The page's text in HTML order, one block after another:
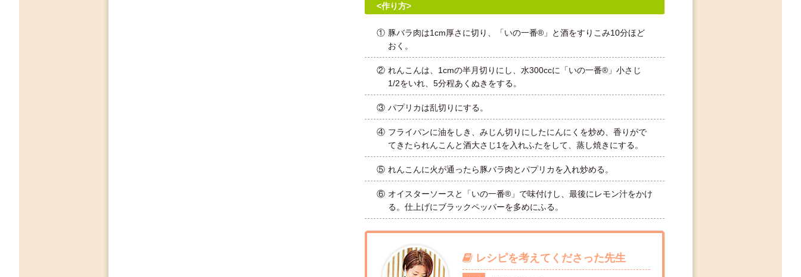
<作り方>
① 豚バラ肉は1cm厚さに切り、「いの一番®」と酒をすりこみ10分ほど
おく。
② れんこんは、1cmの半月切りにし、水300ccに「いの一番®」小さじ
1/2をいれ、5分程あくぬきをする。
③ パプリカは乱切りにする。
④ フライパンに油をしき、みじん切りにしたにんにくを炒め、香りがで
てきたられんこんと酒大さじ1を入れふたをして、蒸し焼きにする。
⑤ れんこんに火が通ったら豚バラ肉とパプリカを入れ炒める。
⑥ オイスターソースと「いの一番®」で味付けし、最後にレモン汁をかけ
る。仕上げにブラックペッパーを多めにふる。
レシピを考えてくださった先生